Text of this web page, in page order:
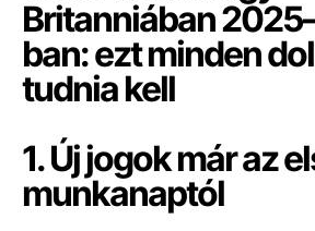
1. Új jogok már az
munkanaptól